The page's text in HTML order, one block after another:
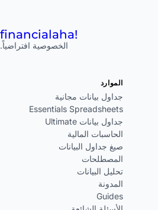
financialaha!
الخصوصية افتراضياً.
الموارد
جداول بيانات مجانية
Essentials Spreadsheets
جداول بيانات Ultimate
الحاسبات المالية
صيغ جداول البيانات
المصطلحات
تحليل البيانات
المدونة
Guides